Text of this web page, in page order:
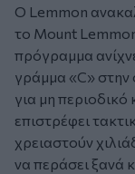
Ο Lemmon
το Mount
πρόγραμμα
γράμμα «C» στην
για μη
επιστρέφει
χρειαστούν
να περάσει ξανά